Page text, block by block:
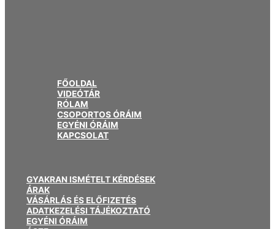
FŐOLDAL
VIDEÓTÁR
RÓLAM
CSOPORTOS ÓRÁIM
EGYÉNI ÓRÁIM
KAPCSOLAT
GYAKRAN ISMÉTELT KÉRDÉSEK
ÁRAK
VÁSÁRLÁS ÉS ELŐFIZETÉS
ADATKEZELÉSI TÁJÉKOZTATÓ
EGYÉNI ÓRÁIM